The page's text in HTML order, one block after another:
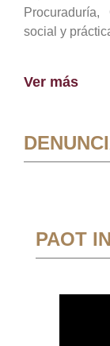
social y
Ver más
PAOT